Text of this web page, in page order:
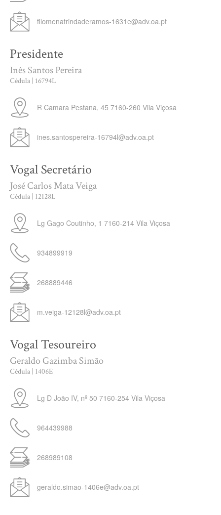
filomenatrindaderamos-1631e@adv.oa.pt
Presidente
Inês Santos Pereira
Cédula | 16794L
R Camara Pestana, 45 7160-260 Vila Viçosa
ines.santospereira-16794l@adv.oa.pt
Vogal Secretário
José Carlos Mata Veiga
Cédula | 12128L
Lg Gago Coutinho, 1 7160-214 Vila Viçosa
934899919
268889446
m.veiga-12128l@adv.oa.pt
Vogal Tesoureiro
Geraldo Gazimba Simão
Cédula | 1406E
Lg D João IV, nº 50 7160-254 Vila Viçosa
964439988
268989108
geraldo.simao-1406e@adv.oa.pt